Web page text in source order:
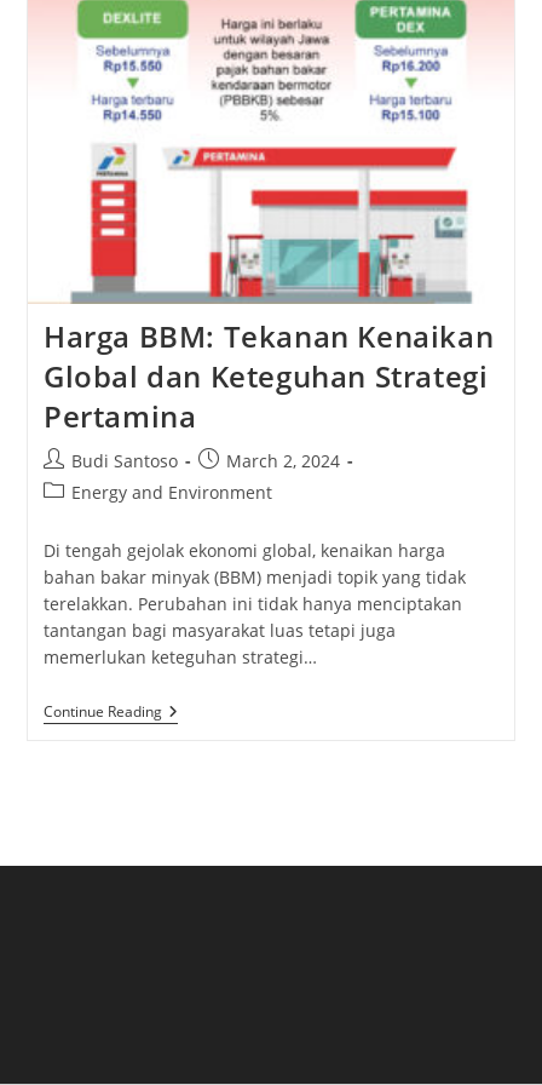
Harga BBM: Tekanan Kenaikan
Global dan Keteguhan Strategi
Pertamina
Post
author:
Budi Santoso
Post
published:
March 2, 2024
PostEnergy and Environment
Di tengah gejolak ekonomi global, kenaikan harga
bahan bakar minyak (BBM) menjadi topik yang tidak
terelakkan. Perubahan ini tidak hanya menciptakan
tantangan bagi masyarakat luas tetapi juga
memerlukan keteguhan strategi…
Continue ReadingHarga
BBM:
Pertamina